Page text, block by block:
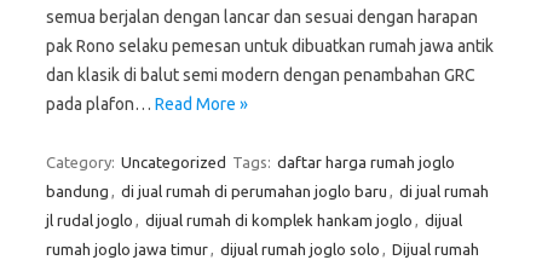
semua berjalan dengan lancar dan sesuai dengan harapan
pak Rono selaku pemesan untuk dibuatkan rumah jawa antik
dan klasik di balut semi modern dengan penambahan GRC
pada plafon… Read More »
Category: Uncategorized Tags: daftar harga rumah joglo
bandung , di jual rumah di perumahan joglo baru , di jual rumah
jl rudal joglo , dijual rumah di komplek hankam joglo , dijual
rumah joglo jawa timur, dijual rumah joglo solo , Dijual rumah